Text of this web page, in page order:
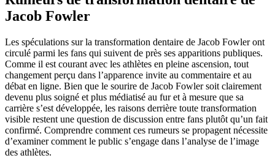
Jacob Fowler
Les spéculations sur la transformation dentaire de Jacob Fowler ont
circulé parmi les fans qui suivent de près ses apparitions publiques.
Comme il est courant avec les athlètes en pleine ascension, tout
changement perçu dans l’apparence invite au commentaire et au
débat en ligne. Bien que le sourire de Jacob Fowler soit clairement
devenu plus soigné et plus médiatisé au fur et à mesure que sa
carrière s’est développée, les raisons derrière toute transformation
visible restent une question de discussion entre fans plutôt qu’un fait
confirmé. Comprendre comment ces rumeurs se propagent nécessite
d’examiner comment le public s’engage dans l’analyse de l’image
des athlètes.